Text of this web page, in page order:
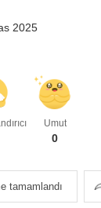
2025
Umut
0
tamamlandı